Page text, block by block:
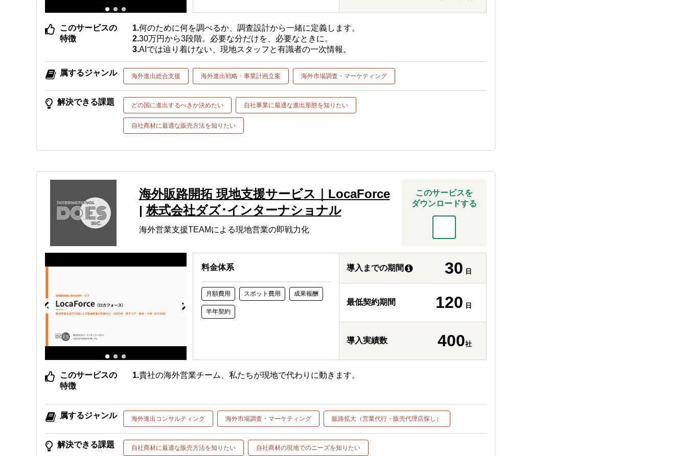
このサービスの
特徴
何のために何を調べるか、調査設計から一緒に定義します。
30万円から3段階。必要な分だけを、必要なときに。
AIでは辿り着けない、現地スタッフと有識者の一次情報。
属するジャンル 海外進出総合支援 海外進出戦略・事業計画立案 海外市場調査・マーケティング
解決できる課題 どの国に進出するべきか決めたい 自社事業に最適な進出形態を知りたい
自社商材に最適な販売方法を知りたい
海外販路開拓 現地支援サービス｜LocaForce
|株式会社ダズ･インターナショナル
海外営業支援TEAMによる現地営業の即戦力化
このサービスを
ダウンロードする
料金体系
月額費用 スポット費用 成果報酬
半年契約
導入までの期間 30 日
最低契約期間 120 日
導入実績数 400社
このサービスの
特徴
貴社の海外営業チーム、私たちが現地で代わりに動きます。
属するジャンル 海外進出コンサルティング 海外市場調査・マーケティング 販路拡大（営業代行・販売代理店探し）
解決できる課題 自社商材に最適な販売方法を知りたい 自社商材の現地でのニーズを知りたい